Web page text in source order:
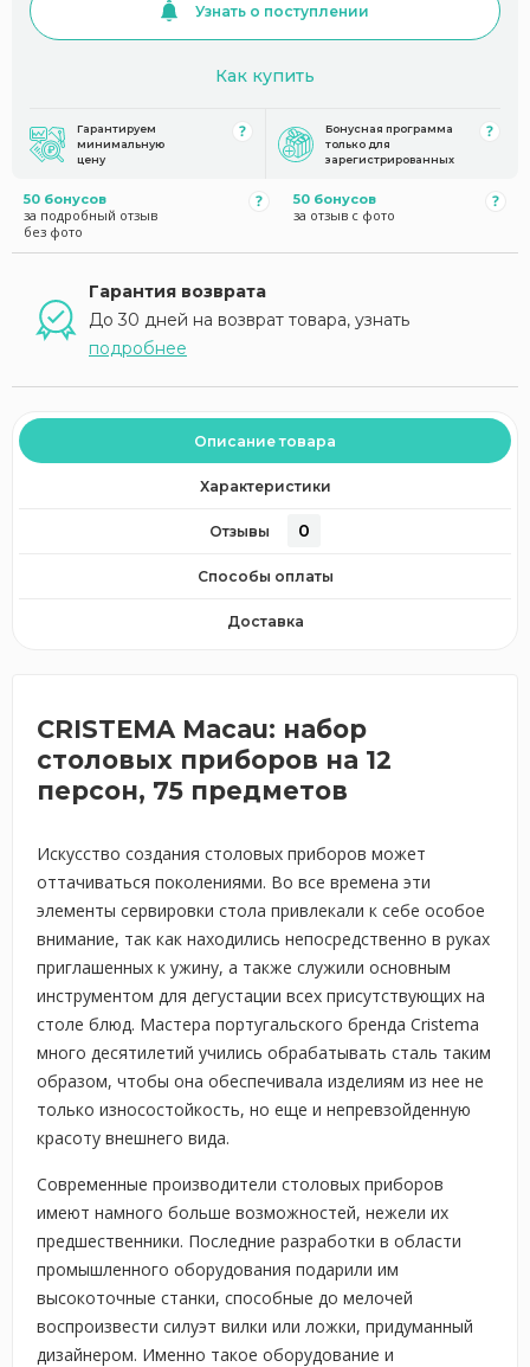
Узнать о поступлении
Как купить
Гарантируем
минимальную
цену
Бонусная программа
только для
зарегистрированных
50 бонусов
за подробный отзыв
без фото
50 бонусов
за отзыв с фото
Гарантия возврата
До 30 дней на возврат товара, узнать
подробнее
Описание товара
Характеристики
Отзывы 0
Способы оплаты
Доставка
CRISTEMA Macau: набор
столовых приборов на 12
персон, 75 предметов
Искусство создания столовых приборов может
оттачиваться поколениями. Во все времена эти
элементы сервировки стола привлекали к себе особое
внимание, так как находились непосредственно в руках
приглашенных к ужину, а также служили основным
инструментом для дегустации всех присутствующих на
столе блюд. Мастера португальского бренда Cristema
много десятилетий учились обрабатывать сталь таким
образом, чтобы она обеспечивала изделиям из нее не
только износостойкость, но еще и непревзойденную
красоту внешнего вида.
Современные производители столовых приборов
имеют намного больше возможностей, нежели их
предшественники. Последние разработки в области
промышленного оборудования подарили им
высокоточные станки, способные до мелочей
воспроизвести силуэт вилки или ложки, придуманный
дизайнером. Именно такое оборудование и